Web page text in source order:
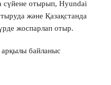
сүйене отырып, Hyundai
және Қазақстанда
жоспарлап отыр.
байланыс